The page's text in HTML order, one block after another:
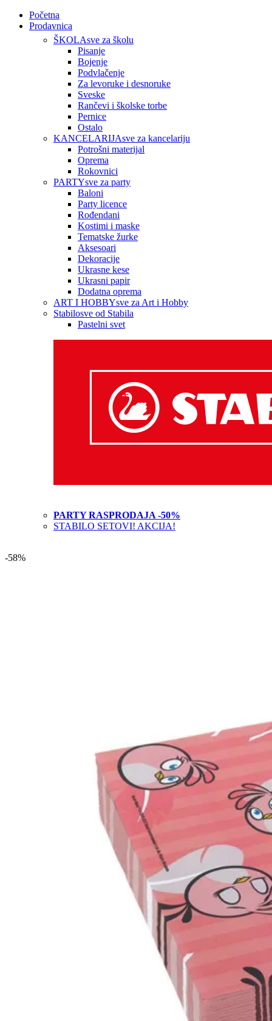
Početna
Prodavnica
ŠKOLAsve za školu
Pisanje
Bojenje
Podvlačenje
Za levoruke i desnoruke
Sveske
Rančevi i školske torbe
Pernice
Ostalo
KANCELARIJAsve za kancelariju
Potrošni materijal
Oprema
Rokovnici
PARTYsve za party
Baloni
Party licence
Rođendani
Kostimi i maske
Tematske žurke
Aksesoari
Dekoracije
Ukrasne kese
Ukrasni papir
Dodatna oprema
ART I HOBBYsve za Art i Hobby
Stabilosve od Stabila
Pastelni svet
PARTY RASPRODAJA -50%
STABILO SETOVI! AKCIJA!
-58%